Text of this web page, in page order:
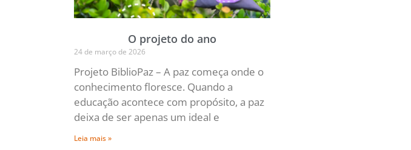
O projeto do ano
24 de março de 2026
Projeto BiblioPaz – A paz começa onde o
conhecimento floresce. Quando a
educação acontece com propósito, a paz
deixa de ser apenas um ideal e
Leia mais »